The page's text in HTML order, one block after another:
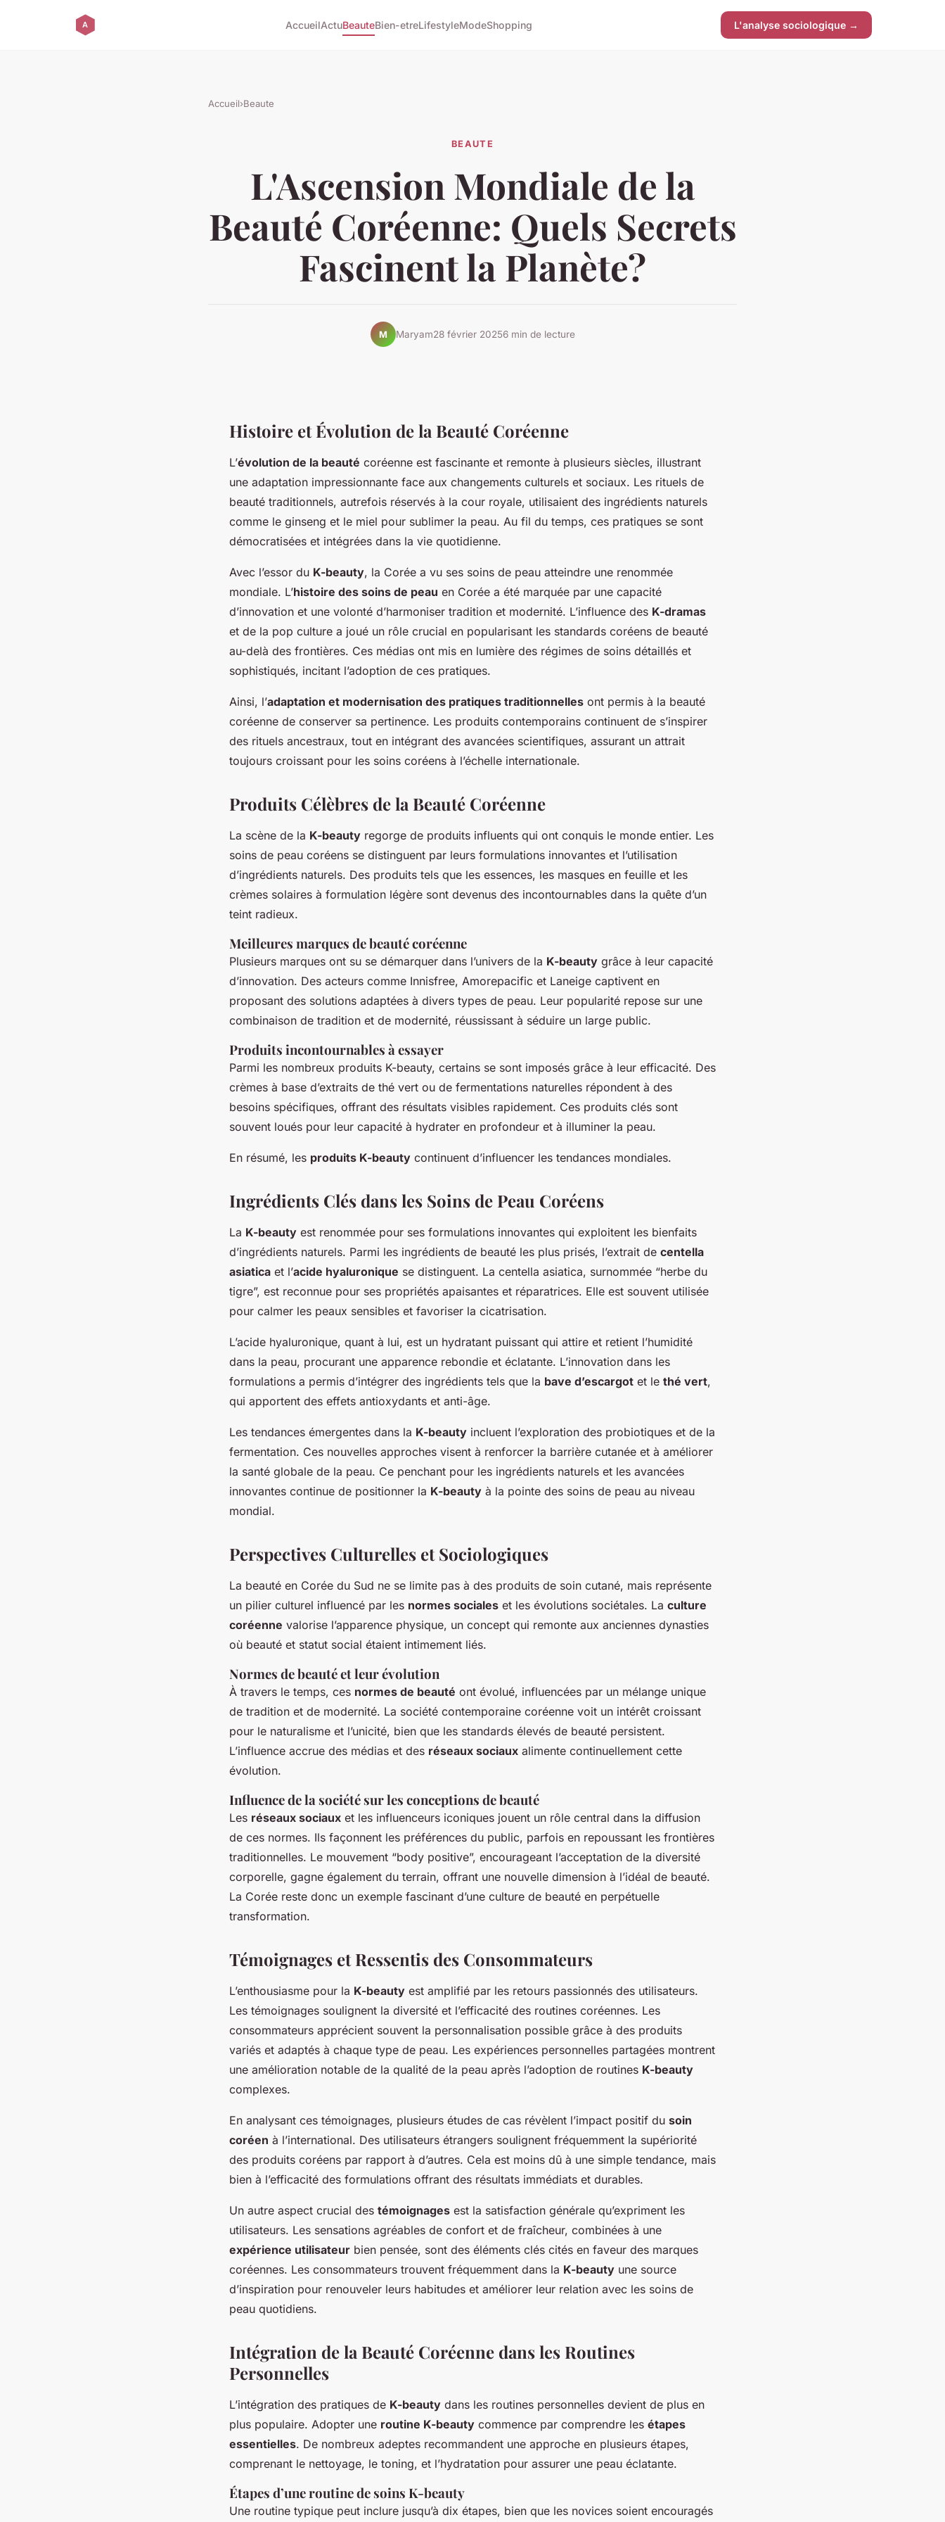
AccueilActuBeauteBien-etreLifestyleModeShopping L'analyse sociologique →
Accueil›Beaute
BEAUTE
L'Ascension Mondiale de la
Beauté Coréenne: Quels Secrets
Fascinent la Planète?
M Maryam28 février 20256 min de lecture
Histoire et Évolution de la Beauté Coréenne
L’évolution de la beauté coréenne est fascinante et remonte à plusieurs siècles, illustrant
une adaptation impressionnante face aux changements culturels et sociaux. Les rituels de
beauté traditionnels, autrefois réservés à la cour royale, utilisaient des ingrédients naturels
comme le ginseng et le miel pour sublimer la peau. Au fil du temps, ces pratiques se sont
démocratisées et intégrées dans la vie quotidienne.
Avec l’essor du K-beauty, la Corée a vu ses soins de peau atteindre une renommée
mondiale. L’histoire des soins de peau en Corée a été marquée par une capacité
d’innovation et une volonté d’harmoniser tradition et modernité. L’influence des K-dramas
et de la pop culture a joué un rôle crucial en popularisant les standards coréens de beauté
au-delà des frontières. Ces médias ont mis en lumière des régimes de soins détaillés et
sophistiqués, incitant l’adoption de ces pratiques.
Ainsi, l’adaptation et modernisation des pratiques traditionnelles ont permis à la beauté
coréenne de conserver sa pertinence. Les produits contemporains continuent de s’inspirer
des rituels ancestraux, tout en intégrant des avancées scientifiques, assurant un attrait
toujours croissant pour les soins coréens à l’échelle internationale.
Produits Célèbres de la Beauté Coréenne
La scène de la K-beauty regorge de produits influents qui ont conquis le monde entier. Les
soins de peau coréens se distinguent par leurs formulations innovantes et l’utilisation
d’ingrédients naturels. Des produits tels que les essences, les masques en feuille et les
crèmes solaires à formulation légère sont devenus des incontournables dans la quête d’un
teint radieux.
Meilleures marques de beauté coréenne
Plusieurs marques ont su se démarquer dans l’univers de la K-beauty grâce à leur capacité
d’innovation. Des acteurs comme Innisfree, Amorepacific et Laneige captivent en
proposant des solutions adaptées à divers types de peau. Leur popularité repose sur une
combinaison de tradition et de modernité, réussissant à séduire un large public.
Produits incontournables à essayer
Parmi les nombreux produits K-beauty, certains se sont imposés grâce à leur efficacité. Des
crèmes à base d’extraits de thé vert ou de fermentations naturelles répondent à des
besoins spécifiques, offrant des résultats visibles rapidement. Ces produits clés sont
souvent loués pour leur capacité à hydrater en profondeur et à illuminer la peau.
En résumé, les produits K-beauty continuent d’influencer les tendances mondiales.
Ingrédients Clés dans les Soins de Peau Coréens
La K-beauty est renommée pour ses formulations innovantes qui exploitent les bienfaits
d’ingrédients naturels. Parmi les ingrédients de beauté les plus prisés, l’extrait de centella
asiatica et l’acide hyaluronique se distinguent. La centella asiatica, surnommée “herbe du
tigre”, est reconnue pour ses propriétés apaisantes et réparatrices. Elle est souvent utilisée
pour calmer les peaux sensibles et favoriser la cicatrisation.
L’acide hyaluronique, quant à lui, est un hydratant puissant qui attire et retient l’humidité
dans la peau, procurant une apparence rebondie et éclatante. L’innovation dans les
formulations a permis d’intégrer des ingrédients tels que la bave d’escargot et le thé vert,
qui apportent des effets antioxydants et anti-âge.
Les tendances émergentes dans la K-beauty incluent l’exploration des probiotiques et de la
fermentation. Ces nouvelles approches visent à renforcer la barrière cutanée et à améliorer
la santé globale de la peau. Ce penchant pour les ingrédients naturels et les avancées
innovantes continue de positionner la K-beauty à la pointe des soins de peau au niveau
mondial.
Perspectives Culturelles et Sociologiques
La beauté en Corée du Sud ne se limite pas à des produits de soin cutané, mais représente
un pilier culturel influencé par les normes sociales et les évolutions sociétales. La culture
coréenne valorise l’apparence physique, un concept qui remonte aux anciennes dynasties
où beauté et statut social étaient intimement liés.
Normes de beauté et leur évolution
À travers le temps, ces normes de beauté ont évolué, influencées par un mélange unique
de tradition et de modernité. La société contemporaine coréenne voit un intérêt croissant
pour le naturalisme et l’unicité, bien que les standards élevés de beauté persistent.
L’influence accrue des médias et des réseaux sociaux alimente continuellement cette
évolution.
Influence de la société sur les conceptions de beauté
Les réseaux sociaux et les influenceurs iconiques jouent un rôle central dans la diffusion
de ces normes. Ils façonnent les préférences du public, parfois en repoussant les frontières
traditionnelles. Le mouvement “body positive”, encourageant l’acceptation de la diversité
corporelle, gagne également du terrain, offrant une nouvelle dimension à l’idéal de beauté.
La Corée reste donc un exemple fascinant d’une culture de beauté en perpétuelle
transformation.
Témoignages et Ressentis des Consommateurs
L’enthousiasme pour la K-beauty est amplifié par les retours passionnés des utilisateurs.
Les témoignages soulignent la diversité et l’efficacité des routines coréennes. Les
consommateurs apprécient souvent la personnalisation possible grâce à des produits
variés et adaptés à chaque type de peau. Les expériences personnelles partagées montrent
une amélioration notable de la qualité de la peau après l’adoption de routines K-beauty
complexes.
En analysant ces témoignages, plusieurs études de cas révèlent l’impact positif du soin
coréen à l’international. Des utilisateurs étrangers soulignent fréquemment la supériorité
des produits coréens par rapport à d’autres. Cela est moins dû à une simple tendance, mais
bien à l’efficacité des formulations offrant des résultats immédiats et durables.
Un autre aspect crucial des témoignages est la satisfaction générale qu’expriment les
utilisateurs. Les sensations agréables de confort et de fraîcheur, combinées à une
expérience utilisateur bien pensée, sont des éléments clés cités en faveur des marques
coréennes. Les consommateurs trouvent fréquemment dans la K-beauty une source
d’inspiration pour renouveler leurs habitudes et améliorer leur relation avec les soins de
peau quotidiens.
Intégration de la Beauté Coréenne dans les Routines
Personnelles
L’intégration des pratiques de K-beauty dans les routines personnelles devient de plus en
plus populaire. Adopter une routine K-beauty commence par comprendre les étapes
essentielles. De nombreux adeptes recommandent une approche en plusieurs étapes,
comprenant le nettoyage, le toning, et l’hydratation pour assurer une peau éclatante.
Étapes d’une routine de soins K-beauty
Une routine typique peut inclure jusqu’à dix étapes, bien que les novices soient encouragés